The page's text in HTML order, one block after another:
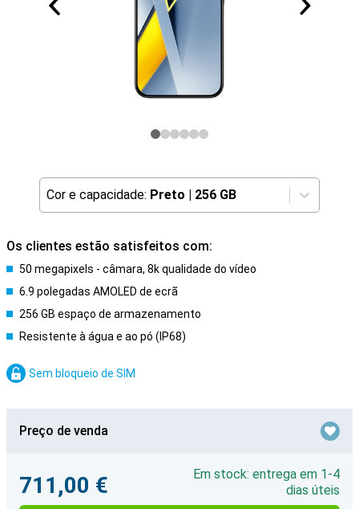
Cor e capacidade: Preto | 256 GB
Os clientes estão satisfeitos com:
50 megapixels - câmara, 8k qualidade do vídeo
6.9 polegadas AMOLED de ecrã
256 GB espaço de armazenamento
Resistente à água e ao pó (IP68)
Sem bloqueio de SIM
Preço de venda
711,00 €
Em stock: entrega em 1-4
dias úteis